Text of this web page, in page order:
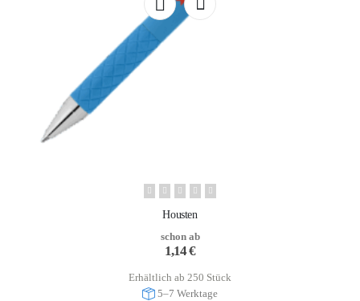
Housten
schon ab
1,14€
Erhältlich ab 250 Stück
5–7 Werktage